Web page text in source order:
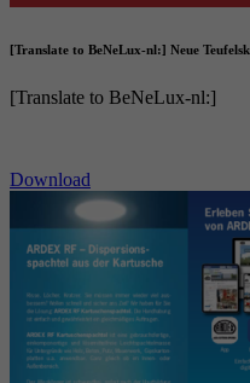
[Translate to BeNeLux-nl:] Neue
[Translate to BeNeLux-nl:]
Download